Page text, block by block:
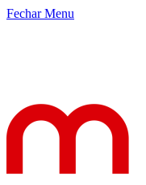
Fechar Menu